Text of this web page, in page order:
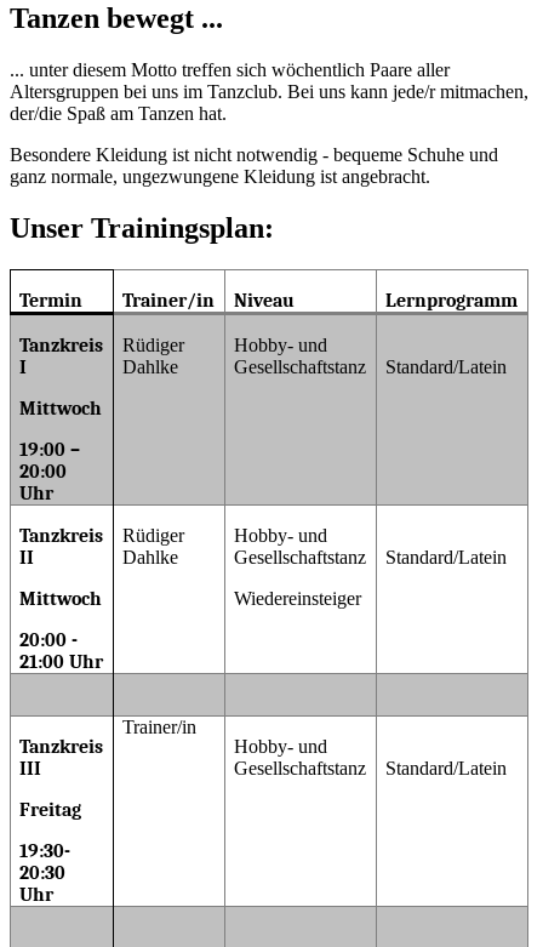
Tanzen bewegt ...
... unter diesem Motto treffen sich wöchentlich Paare aller
Altersgruppen bei uns im Tanzclub. Bei uns kann jede/r mitmachen,
der/die Spaß am Tanzen hat.
Besondere Kleidung ist nicht notwendig - bequeme Schuhe und
ganz normale, ungezwungene Kleidung ist angebracht.
Unser Trainingsplan:
Termin Trainer/in Niveau Lernprogramm
Tanzkreis
I
Mittwoch
19:00 –
20:00
Uhr
Rüdiger
Dahlke
Hobby- und
Gesellschaftstanz
Standard/Latein
Tanzkreis
II
Mittwoch
20:00 -
21:00 Uhr
Rüdiger
Dahlke
Hobby- und
Gesellschaftstanz
Wiedereinsteiger
Standard/Latein
Tanzkreis
III
Freitag
19:30-
20:30
Uhr
Trainer/in
Hobby- und
Gesellschaftstanz
Standard/Latein